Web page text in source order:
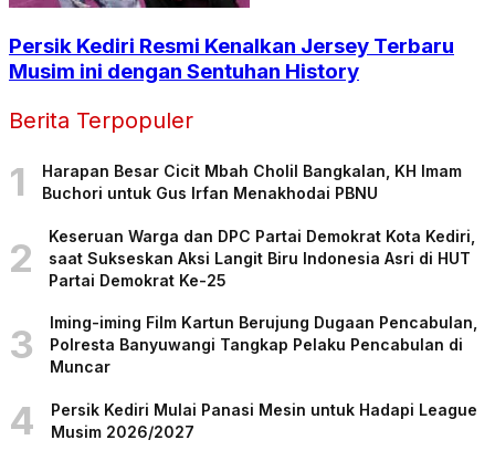
Persik Kediri Resmi Kenalkan Jersey Terbaru
Musim ini dengan Sentuhan History
Berita Terpopuler
1
Harapan Besar Cicit Mbah Cholil Bangkalan, KH Imam
Buchori untuk Gus Irfan Menakhodai PBNU
2
Keseruan Warga dan DPC Partai Demokrat Kota Kediri,
saat Sukseskan Aksi Langit Biru Indonesia Asri di HUT
Partai Demokrat Ke-25
3
Iming-iming Film Kartun Berujung Dugaan Pencabulan,
Polresta Banyuwangi Tangkap Pelaku Pencabulan di
Muncar
4
Persik Kediri Mulai Panasi Mesin untuk Hadapi League
Musim 2026/2027